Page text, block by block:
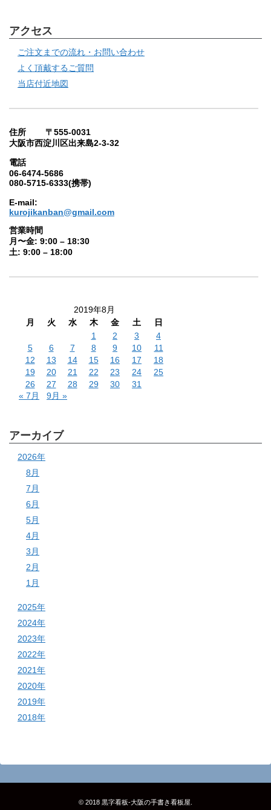
アクセス
ご注文までの流れ・お問い合わせ
よく頂戴するご質問
当店付近地図
住所 〒555-0031
大阪市西淀川区出来島2-3-32
電話
06-6474-5686
080-5715-6333(携帯)
E-mail:
kurojikanban@gmail.com
営業時間
月〜金: 9:00 – 18:30
土: 9:00 – 18:00
2019年8月
月
火 水 木 金 土
日
1
2 3
4
5
6 7 8 9 10
11
12
13 14 15 16 17
18
19
20 21 22 23 24
25
26
27 28 29 30
31
« 7月
9月 »
アーカイブ
2026年
8月
7月
6月
5月
4月
3月
2月
1月
2025年
2024年
2023年
2022年
2021年
2020年
2019年
2018年
© 2018 黒字看板‐大阪の手書き看板屋